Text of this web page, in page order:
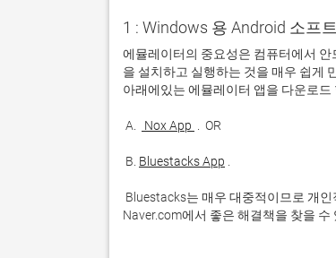
1 : Windows 용 Android 소프
에뮬레이터의 중요성은 컴퓨터에서
을 설치하고 실행하는 것을 매우 쉽게
A. Nox App
B. Bluestacks App
Naver.com에서 좋은 해결책을 찾을 수